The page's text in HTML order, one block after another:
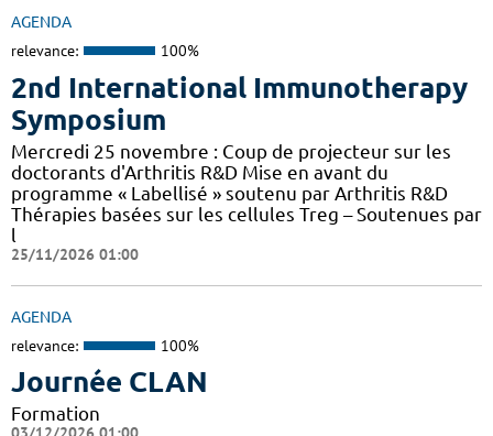
AGENDA
relevance: 100%
2nd International Immunotherapy
Symposium
Mercredi 25 novembre : Coup de projecteur sur les
doctorants d'Arthritis R&D Mise en avant du
programme « Labellisé » soutenu par Arthritis R&D
Thérapies basées sur les cellules Treg – Soutenues par
l
25/11/2026 01:00
AGENDA
relevance: 100%
Journée CLAN
Formation